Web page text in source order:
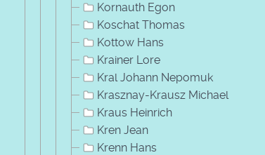
Kornauth Egon
Koschat Thomas
Kottow Hans
Krainer Lore
Kral Johann Nepomuk
Krasznay-Krausz Michael
Kraus Heinrich
Kren Jean
Krenn Hans